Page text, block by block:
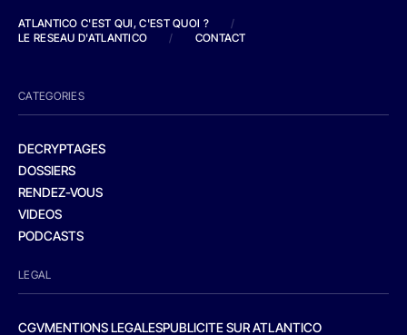
ATLANTICO C'EST QUI, C'EST QUOI ?
/
LE RESEAU D'ATLANTICO
/ CONTACT
CATEGORIES
DECRYPTAGES
DOSSIERS
RENDEZ-VOUS
VIDEOS
PODCASTS
LEGAL
CGVMENTIONS LEGALESPUBLICITE SUR ATLANTICO